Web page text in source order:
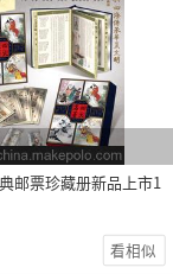
邮票珍藏册新品上市1
看相似